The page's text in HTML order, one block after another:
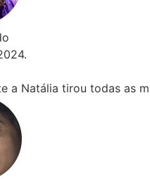
me deu segurança